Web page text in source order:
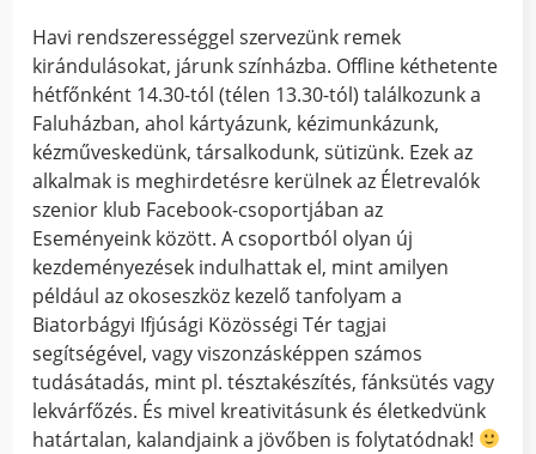
Havi rendszerességgel szervezünk remek
kirándulásokat, járunk színházba. Offline kéthetente
hétfőnként 14.30-tól (télen 13.30-tól) találkozunk a
Faluházban, ahol kártyázunk, kézimunkázunk,
kézműveskedünk, társalkodunk, sütizünk. Ezek az
alkalmak is meghirdetésre kerülnek az Életrevalók
szenior klub Facebook-csoportjában az
Eseményeink között. A csoportból olyan új
kezdeményezések indulhattak el, mint amilyen
például az okoseszköz kezelő tanfolyam a
Biatorbágyi Ifjúsági Közösségi Tér tagjai
segítségével, vagy viszonzásképpen számos
tudásátadás, mint pl. tésztakészítés, fánksütés vagy
lekvárfőzés. És mivel kreativitásunk és életkedvünk
határtalan, kalandjaink a jövőben is folytatódnak!